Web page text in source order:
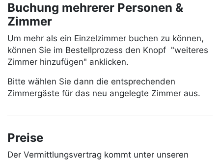
Buchung mehrerer Personen &
Zimmer
Um mehr als ein Einzelzimmer buchen zu können,
können Sie im Bestellprozess den Knopf "weiteres
Zimmer hinzufügen" anklicken.
Bitte wählen Sie dann die entsprechenden
Zimmergäste für das neu angelegte Zimmer aus.
Preise
Der Vermittlungsvertrag kommt unter unseren